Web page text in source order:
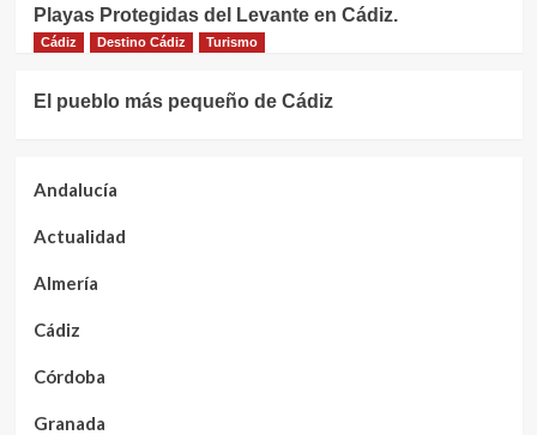
Playas Protegidas del Levante en Cádiz.
Cádiz Destino Cádiz Turismo
El pueblo más pequeño de Cádiz
Andalucía
Actualidad
Almería
Cádiz
Córdoba
Granada